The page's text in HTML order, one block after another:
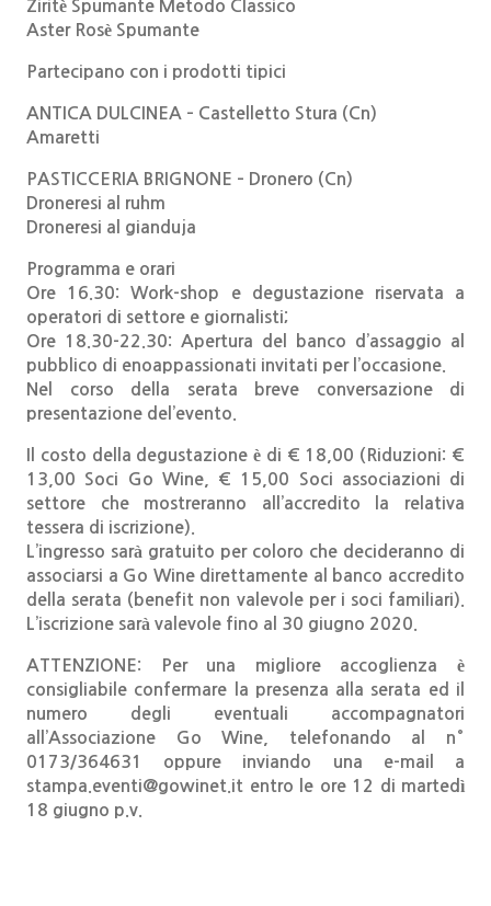
Ziritè Spumante Metodo Classico
Aster Rosè Spumante
Partecipano con i prodotti tipici
ANTICA DULCINEA – Castelletto Stura (Cn)
Amaretti
PASTICCERIA BRIGNONE – Dronero (Cn)
Droneresi al ruhm
Droneresi al gianduja
Programma e orari
Ore 16.30: Work-shop e degustazione riservata a
operatori di settore e giornalisti;
Ore 18.30-22.30: Apertura del banco d’assaggio al
pubblico di enoappassionati invitati per l’occasione.
Nel corso della serata breve conversazione di
presentazione del’evento.
Il costo della degustazione è di € 18,00 (Riduzioni: €
13,00 Soci Go Wine, € 15,00 Soci associazioni di
settore che mostreranno all’accredito la relativa
tessera di iscrizione).
L’ingresso sarà gratuito per coloro che decideranno di
associarsi a Go Wine direttamente al banco accredito
della serata (benefit non valevole per i soci familiari).
L’iscrizione sarà valevole fino al 30 giugno 2020.
ATTENZIONE: Per una migliore accoglienza è
consigliabile confermare la presenza alla serata ed il
numero degli eventuali accompagnatori
all’Associazione Go Wine, telefonando al n°
0173/364631 oppure inviando una e-mail a
stampa.eventi@gowinet.it entro le ore 12 di martedì
18 giugno p.v.